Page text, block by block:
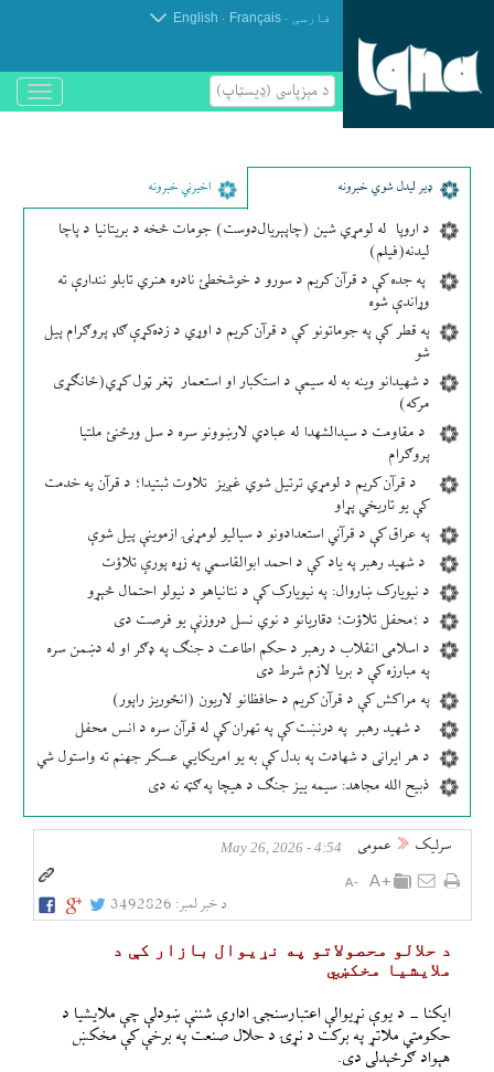
فارسی .
Français
.
English
د مېزپاسى (ډیسټاپ)
باز
و
ډير لیدل شوي خبرونه اخیرني خبرونه
د اروپا له لومړي شین (چاپېریال‌دوست) جومات څخه د بریتانیا د پاچا
لیدنه(فیلم)
په جده کې د قرآن کریم د سورو د خوشخطئ نادره هنري تابلو نندارې ته
وړاندې شوه
په قطر کې په جوماتونو کې د قرآن کریم د اوړي د زده‌کړې ګډ پروګرام پیل
شو
د شهیدانو وینه به له سیمې د استکبار او استعمار ټغر ټول کړي(ځانګړی
مرکه)
د مقاومت د سیدالشهدا له عبادي لارښوونو سره د سل ورځنئ ملتیا
پروګرام
د قرآن کریم د لومړي ترتیل شوي غږیز تلاوت ثبتیدا؛ د قرآن په خدمت
کې یو تاریخي پړاو
په عراق کې د قرآني استعدادونو د سیالیو لومړنۍ ازموینې پیل شوې
د شهید رهبر په یاد کې د احمد ابوالقاسمي په زړه پورې تلاؤت
د نیویارک ښاروال: په نیویارک کې د نتانیاهو د نیولو احتمال څېړو
د ؛محفل تلاؤت؛ دقاریانو د نوي نسل دروزنې یو فرصت دی
د اسلامی انقلاب د رهبر د حکم اطاعت د جنګ په ډګر او له دښمن سره
په مبارزه کې د بریا لازم شرط دی
په مراکش کې د قرآن کریم د حافظانو لاریون (انځوریز راپور)
د شهید رهبر په درنښت کې په تهران کې له قرآن سره د انس محفل
د هر ایرانی د شهادت په بدل کې به یو امریکایي عسکر جهنم ته واستول شي
ذبیح الله مجاهد: سیمه ییز جنګ د هیچا په ګټه نه دی
سرلیک عمومی 4:54 - May 26, 2026
د خبر لمبر: 3492826
د حلالو محصولاتو په نړیوال بازار کې د
ملایشیا مخکښي
ایکنا - د یوې نړیوالې اعتبارسنجۍ ادارې شننې ښودلې چې ملایشیا د
حکومتي ملاتړ په برکت د نړۍ د حلال صنعت په برخې کې مخکښ
هېواد ګرځېدلی دی.